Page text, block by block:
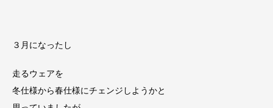
３月になったし
走るウェアを
冬仕様から春仕様にチェンジしようかと